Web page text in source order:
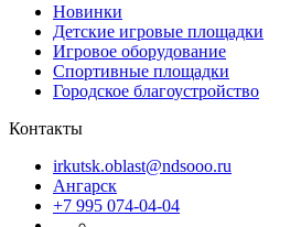
Новинки
Детские игровые площадки
Игровое оборудование
Спортивные площадки
Городское благоустройство
Контакты
irkutsk.oblast@ndsooo.ru
Ангарск
+7 995 074-04-04